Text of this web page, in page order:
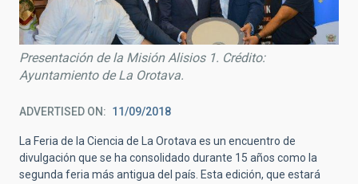
Presentación de la Misión Alisios 1. Crédito:
Ayuntamiento de La Orotava.
ADVERTISED ON 11/09/2018
La Feria de la Ciencia de La Orotava es un encuentro de
divulgación que se ha consolidado durante 15 años como la
segunda feria más antigua del país. Esta edición, que estará